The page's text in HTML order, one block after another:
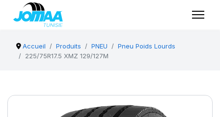
Accueil Produits PNEU
Pneu Poids Lourds
225/75R17.5 XMZ 129/127M